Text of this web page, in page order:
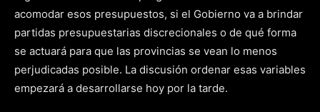
acomodar esos presupuestos, si el Gobierno va a brindar
partidas presupuestarias discrecionales o de qué forma
se actuará para que las provincias se vean lo menos
perjudicadas posible. La discusión ordenar esas variables
empezará a desarrollarse hoy por la tarde.